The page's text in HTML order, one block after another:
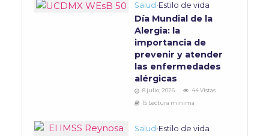
Salud •Estilo de vida
Día Mundial de la
Alergia: la
importancia de
prevenir y atender
las enfermedades
alérgicas
8 julio, 2026
44 Vistas
15 Lectura mínima
Salud •Estilo de vida